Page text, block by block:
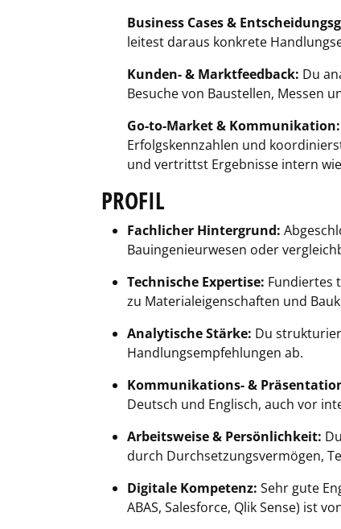
Business Cases &
leitest daraus konkrete
Kunden- & Marktfeedback: Du
Besuche von Baustellen, Messen
Go-to-Market & Kommunikation:
Erfolgskennzahlen und
und vertrittst Ergebnisse intern
PROFIL
Fachlicher Hintergrund:
Bauingenieurwesen oder
Technische Expertise: Fundiertes
zu Materialeigenschaften und
Analytische Stärke: Du
Handlungsempfehlungen ab.
Kommunikations- &
Deutsch und Englisch, auch vor
Arbeitsweise & Persönlichkeit:
durch Durchsetzungsvermögen,
Digitale Kompetenz: Sehr gute
ABAS, Salesforce, Qlik Sense) ist